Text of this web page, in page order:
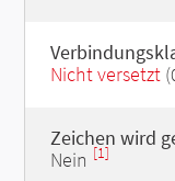
Nicht versetzt
Zeichen wird
Nein [1]